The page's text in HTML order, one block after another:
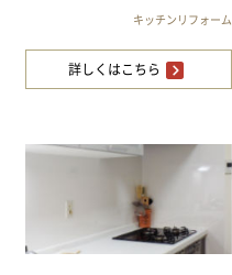
キッチンリフォーム
詳しくはこちら